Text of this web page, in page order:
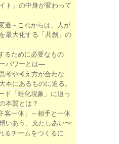
ト」の中身が変わって
遷～これからは、人が
最大化する「共創」の
るために必要なもの
パワーとは―
考や考え方が合わな
本にあるものに迫る。
ド「蛙化現象」に迫っ
本質とは？
客一体」～相手と一体
いあう、充たしあい〜
るチームをつくるに